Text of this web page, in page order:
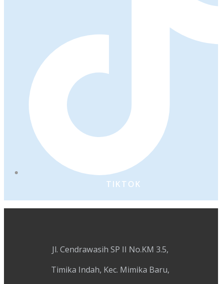
TIKTOK
Jl. Cendrawasih SP II No.KM 3.5,
Timika Indah, Kec. Mimika Baru,